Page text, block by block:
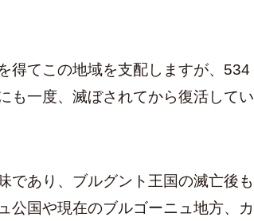
得てこの地域を支配しますが、534
も一度、滅ぼされてから復活してい
であり、ブルグント王国の滅亡後も
公国や現在のブルゴーニュ地方、カ